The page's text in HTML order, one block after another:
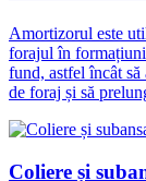
Amortizorul este
forajul în
fund, astfel încât
de foraj și să
Coliere și